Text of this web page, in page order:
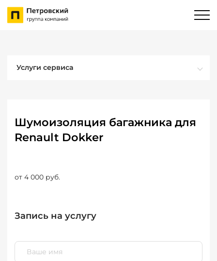
Услуги сервиса
Шумоизоляция багажника для
Renault Dokker
от 4 000 руб.
Запись на услугу